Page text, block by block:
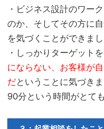
・ビジネス設計のワー
のか、そしてその方に
を気づくことができまし
・しっかりターゲット
にならない、お客様が
だということに気づきま
90分という時間がとて